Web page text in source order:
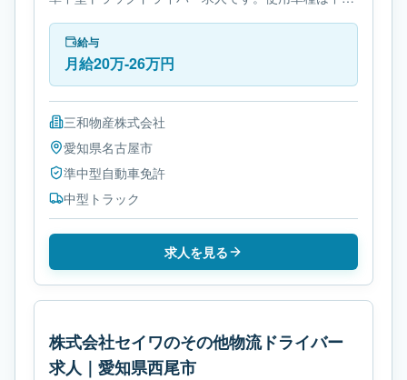
トラックです。勤務時間は- 変形労働時間制です。必
要免許は準中型自動車免許です。
給与
月給20万-26万円
三和物産株式会社
愛知県名古屋市
準中型自動車免許
中型トラック
求人を見る
株式会社セイワのその他物流ドライバー
求人｜愛知県西尾市